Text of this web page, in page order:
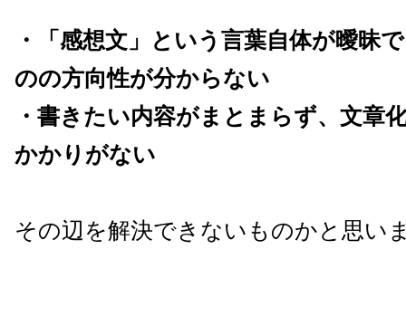
・「感想文」という言葉自体が曖昧
のの方向性が分からない
・書きたい内容がまとまらず、文章
かかりがない
その辺を解決できないものかと思い